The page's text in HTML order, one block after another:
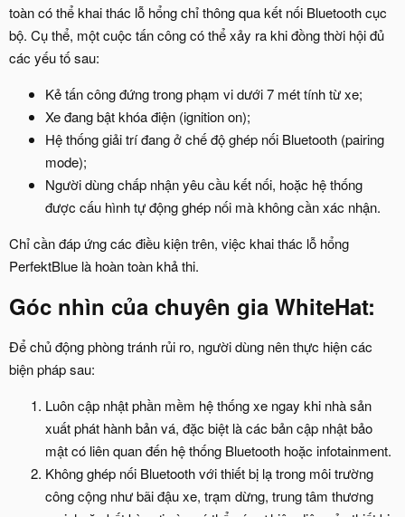
toàn có thể khai thác lỗ hổng chỉ thông qua kết nối Bluetooth cục
bộ. Cụ thể, một cuộc tấn công có thể xảy ra khi đồng thời hội đủ
các yếu tố sau:
Kẻ tấn công đứng trong phạm vi dưới 7 mét tính từ xe;
Xe đang bật khóa điện (ignition on);
Hệ thống giải trí đang ở chế độ ghép nối Bluetooth (pairing
mode);
Người dùng chấp nhận yêu cầu kết nối, hoặc hệ thống
được cấu hình tự động ghép nối mà không cần xác nhận.
Chỉ cần đáp ứng các điều kiện trên, việc khai thác lỗ hổng
PerfektBlue là hoàn toàn khả thi.
Góc nhìn của chuyên gia WhiteHat:​
Để chủ động phòng tránh rủi ro, người dùng nên thực hiện các
biện pháp sau:
Luôn cập nhật phần mềm hệ thống xe ngay khi nhà sản
xuất phát hành bản vá, đặc biệt là các bản cập nhật bảo
mật có liên quan đến hệ thống Bluetooth hoặc infotainment.
Không ghép nối Bluetooth với thiết bị lạ trong môi trường
công cộng như bãi đậu xe, trạm dừng, trung tâm thương